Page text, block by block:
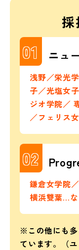
採
01 ニュ
浅野／栄光
子／光塩女
ジオ学院／
／フェリス
02
鎌倉女学院
横浜雙葉…
※この他にも多
ています。（ユ